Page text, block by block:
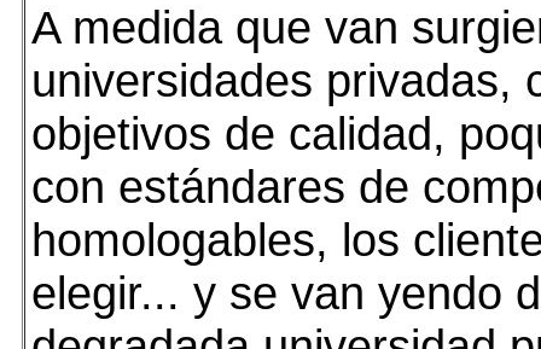
A medida que van
universidades privadas,
objetivos de calidad,
con estándares de
homologables, los
elegir... y se van yendo